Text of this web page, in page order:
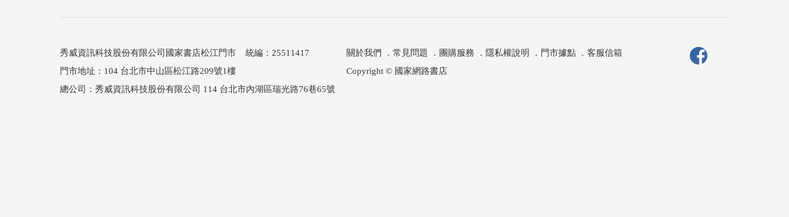
秀威資訊科技股份有限公司國家書店松江門市 統編：25511417
門市地址：104 台北市中山區松江路209號1樓
關於我們 ． 常見問題 ． 團購服務 ． 隱私權說明 ． 門市據點． 客服信箱
Copyright © 國家網路書店
總公司：秀威資訊科技股份有限公司 114 台北市內湖區瑞光路76巷65號